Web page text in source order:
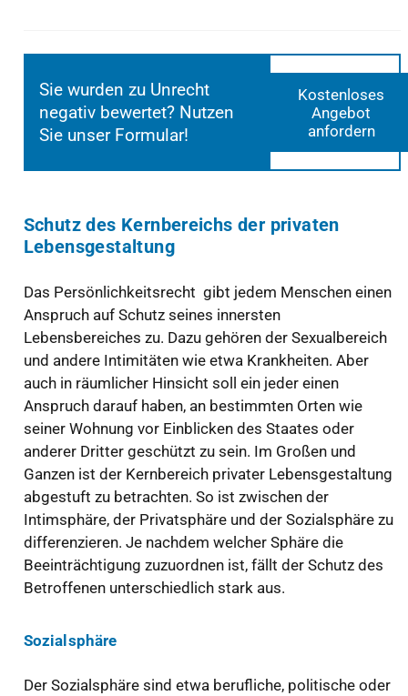
Sie wurden zu Unrecht
negativ bewertet? Nutzen
Sie unser Formular!
Kostenloses
Angebot
anfordern
Schutz des Kernbereichs der privaten
Lebensgestaltung
Das Persönlichkeitsrecht gibt jedem Menschen einen
Anspruch auf Schutz seines innersten
Lebensbereiches zu. Dazu gehören der Sexualbereich
und andere Intimitäten wie etwa Krankheiten. Aber
auch in räumlicher Hinsicht soll ein jeder einen
Anspruch darauf haben, an bestimmten Orten wie
seiner Wohnung vor Einblicken des Staates oder
anderer Dritter geschützt zu sein. Im Großen und
Ganzen ist der Kernbereich privater Lebensgestaltung
abgestuft zu betrachten. So ist zwischen der
Intimsphäre, der Privatsphäre und der Sozialsphäre zu
differenzieren. Je nachdem welcher Sphäre die
Beeinträchtigung zuzuordnen ist, fällt der Schutz des
Betroffenen unterschiedlich stark aus.
Sozialsphäre
Der Sozialsphäre sind etwa berufliche, politische oder